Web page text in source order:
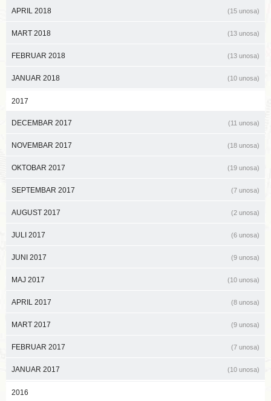
APRIL 2018 (15 unosa)
MART 2018 (13 unosa)
FEBRUAR 2018 (13 unosa)
JANUAR 2018 (10 unosa)
2017
DECEMBAR 2017 (11 unosa)
NOVEMBAR 2017 (18 unosa)
OKTOBAR 2017 (19 unosa)
SEPTEMBAR 2017 (7 unosa)
AUGUST 2017 (2 unosa)
JULI 2017 (6 unosa)
JUNI 2017 (9 unosa)
MAJ 2017 (10 unosa)
APRIL 2017 (8 unosa)
MART 2017 (9 unosa)
FEBRUAR 2017 (7 unosa)
JANUAR 2017 (10 unosa)
2016